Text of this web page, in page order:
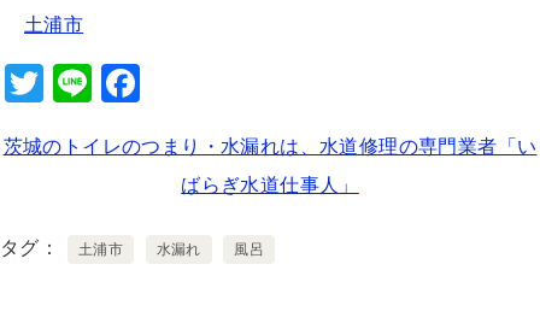
土浦市
T
tt
Li
e c
b
茨城のトイレのつまり・水漏れは、水道修理の専門業者「い
ばらぎ水道仕事人」
タグ 土浦市 水漏れ 風呂